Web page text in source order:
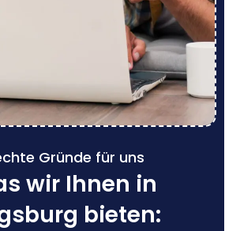
Gründe für uns
wir Ihnen in
bieten: